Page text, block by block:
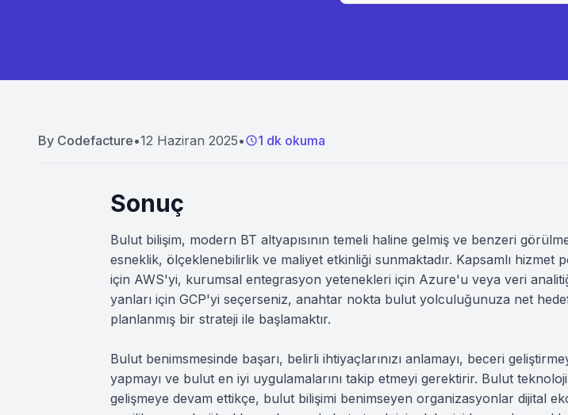
By Codefacture•12 Haziran 2025• 1 dk okuma
Sonuç
Bulut bilişim, modern BT altyapısının temeli haline gelmiş ve benzeri
esneklik, ölçeklenebilirlik ve maliyet etkinliği sunmaktadır. Kapsamlı hizmet
için AWS'yi, kurumsal entegrasyon yetenekleri için Azure'u veya veri
yanları için GCP'yi seçerseniz, anahtar nokta bulut yolculuğunuza net
planlanmış bir strateji ile başlamaktır.
Bulut benimsmesinde başarı, belirli ihtiyaçlarınızı anlamayı, beceri
yapmayı ve bulut en iyi uygulamalarını takip etmeyi gerektirir. Bulut
gelişmeye devam ettikçe, bulut bilişimi benimseyen organizasyonlar dijital